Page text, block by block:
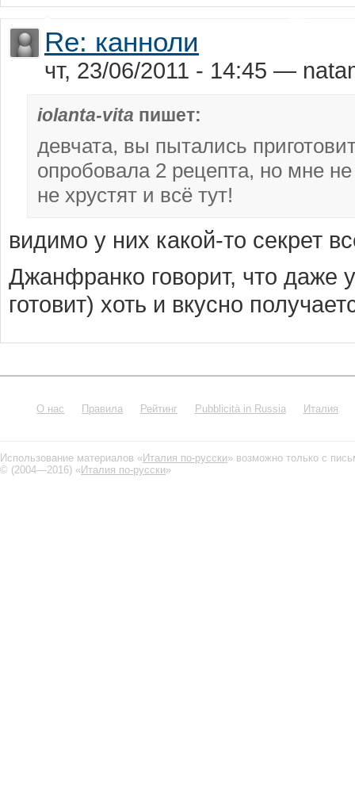
Re: канноли
чт, 23/06/2011 - 14:45 —
iolanta-vita пишет:
девчата, вы пытались
опробовала 2 рецепта, но мне
не хрустят и всё тут!
видимо у них какой-то секрет
Джанфранко говорит, что даже
готовит) хоть и вкусно
О нас Правила Рейтинг Pubblicità in Russia Италия
Использование материалов «Италия по-русски» возможно только с
© (2004—2016) «Италия по-русски»